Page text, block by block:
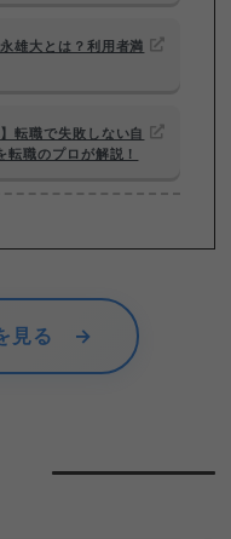
雄大とは？利用者満
転職で失敗しない自
転職のプロが解説！
見る →